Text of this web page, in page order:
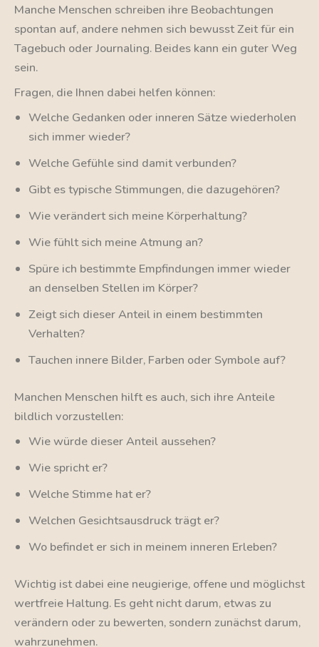
Manche Menschen schreiben ihre Beobachtungen
spontan auf, andere nehmen sich bewusst Zeit für ein
Tagebuch oder Journaling. Beides kann ein guter Weg
sein.
Fragen, die Ihnen dabei helfen können:
Welche Gedanken oder inneren Sätze wiederholen
sich immer wieder?
Welche Gefühle sind damit verbunden?
Gibt es typische Stimmungen, die dazugehören?
Wie verändert sich meine Körperhaltung?
Wie fühlt sich meine Atmung an?
Spüre ich bestimmte Empfindungen immer wieder
an denselben Stellen im Körper?
Zeigt sich dieser Anteil in einem bestimmten
Verhalten?
Tauchen innere Bilder, Farben oder Symbole auf?
Manchen Menschen hilft es auch, sich ihre Anteile
bildlich vorzustellen:
Wie würde dieser Anteil aussehen?
Wie spricht er?
Welche Stimme hat er?
Welchen Gesichtsausdruck trägt er?
Wo befindet er sich in meinem inneren Erleben?
Wichtig ist dabei eine neugierige, offene und möglichst
wertfreie Haltung. Es geht nicht darum, etwas zu
verändern oder zu bewerten, sondern zunächst darum,
wahrzunehmen.